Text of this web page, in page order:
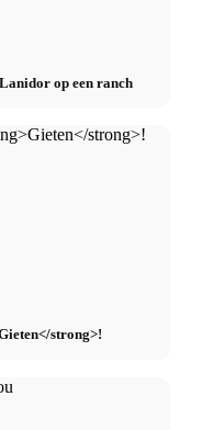
op een ranch
strong>!